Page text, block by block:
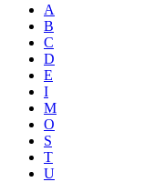
A
B
C
D
E
I
M
O
S
T
U